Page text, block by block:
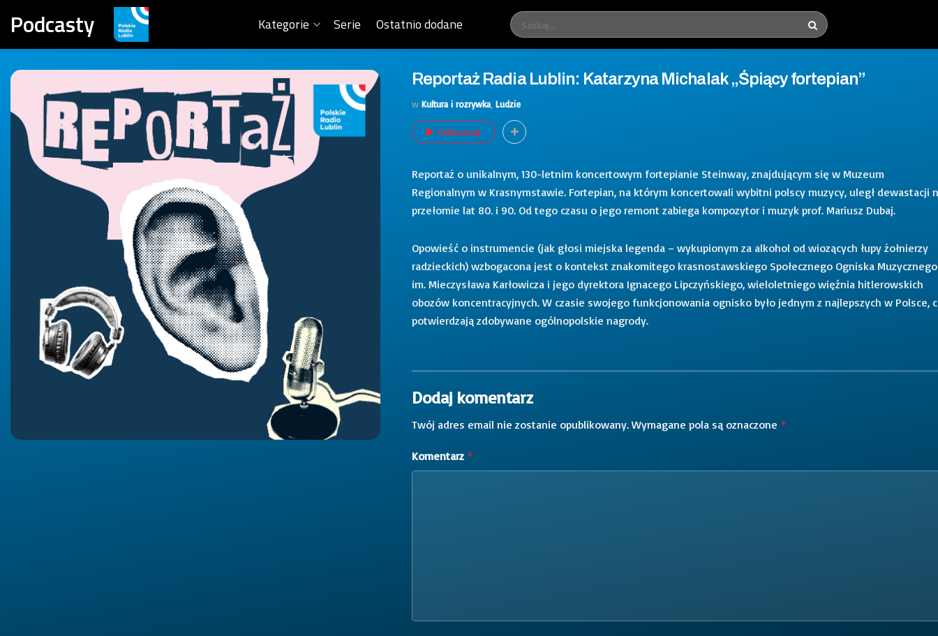
Podcasty Kategorie Serie Ostatnio dodane
Reportaż Radia Lublin: Katarzyna Michalak „Śpiący fortepian”
w Kultura i rozrywka Ludzie
Odtwarzaj
Reportaż o unikalnym, 130-letnim koncertowym fortepianie Steinway, znajdującym się w Muzeum
Regionalnym w Krasnymstawie. Fortepian, na którym koncertowali wybitni polscy muzycy, uległ dewastacji
przełomie lat 80. i 90. Od tego czasu o jego remont zabiega kompozytor i muzyk prof. Mariusz Dubaj.
Opowieść o instrumencie (jak głosi miejska legenda – wykupionym za alkohol od wiozących łupy żołnierzy
radzieckich) wzbogacona jest o kontekst znakomitego krasnostawskiego Społecznego Ogniska Muzycznego
im. Mieczysława Karłowicza i jego dyrektora Ignacego Lipczyńskiego, wieloletniego więźnia hitlerowskich
obozów koncentracyjnych. W czasie swojego funkcjonowania ognisko było jednym z najlepszych w Polsce,
potwierdzają zdobywane ogólnopolskie nagrody.
Dodaj komentarz
Twój adres email nie zostanie opublikowany. Wymagane pola są oznaczone *
Komentarz *